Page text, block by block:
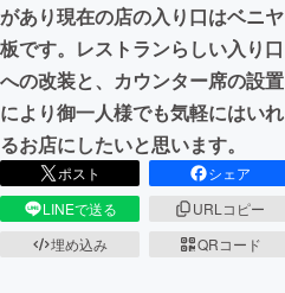
があり現在の店の入り口はベニヤ
板です。レストランらしい入り口
への改装と、カウンター席の設置
により御一人様でも気軽にはいれ
るお店にしたいと思います。
ポスト
シェア
LINEで送る
URLコピー
埋め込み
QRコード